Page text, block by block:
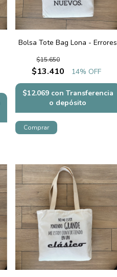
Bolsa Tote Bag Lona - Errores
$13.410
$15.650
14% OFF
$12.069 con Transferencia
o depósito